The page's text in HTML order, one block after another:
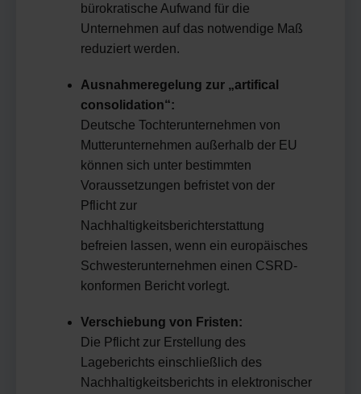
bürokratische Aufwand für die
Unternehmen auf das notwendige Maß
reduziert werden.
Ausnahmeregelung zur „artifical
consolidation“:
Deutsche Tochterunternehmen von
Mutterunternehmen außerhalb der EU
können sich unter bestimmten
Voraussetzungen befristet von der
Pflicht zur
Nachhaltigkeitsberichterstattung
befreien lassen, wenn ein europäisches
Schwesterunternehmen einen CSRD-
konformen Bericht vorlegt.
Verschiebung von Fristen:
Die Pflicht zur Erstellung des
Lageberichts einschließlich des
Nachhaltigkeitsberichts in elektronischer